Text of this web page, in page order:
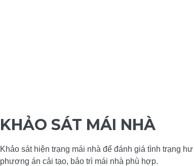
KHẢO SÁT MÁI NHÀ
Khảo sát hiện trạng mái nhà để đánh giá tình trạng
phương án cải tạo, bảo trì mái nhà phù hợp.